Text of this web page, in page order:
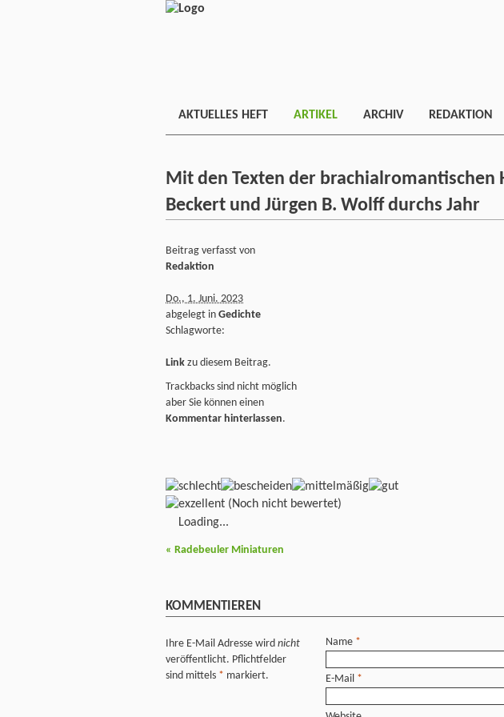
AKTUELLES HEFT ARTIKEL ARCHIV REDAKTION
Mit den Texten der brachialromantischen
Beckert und Jürgen B. Wolff durchs Jahr
Beitrag verfasst von
Redaktion
Do., 1. Juni. 2023
abgelegt in Gedichte
Schlagworte:
Link zu diesem Beitrag.
Trackbacks sind nicht möglich
aber Sie können einen
Kommentar hinterlassen.
(Noch nicht bewertet)
Loading...
« Radebeuler Miniaturen
KOMMENTIEREN
Ihre E-Mail Adresse wird nicht
veröffentlicht. Pflichtfelder
sind mittels * markiert.
Name *
E-Mail *